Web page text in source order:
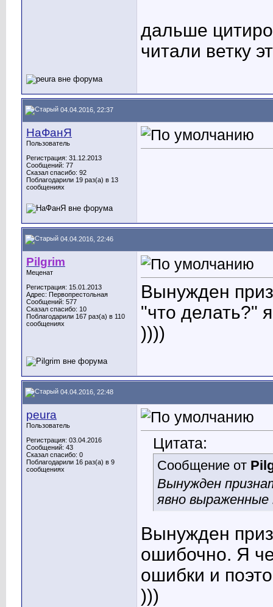
дальше
читали ветку
04.04.2016, 22:37
НаФанЯ
Пользователь
Регистрация: 31.12.2013
Сообщений: 77
Сказал спасибо: 92
Поблагодарили 19 раз(а) в 13
сообщениях
04.04.2016, 22:46
Pilgrim
Меценат
Регистрация: 15.01.2013
Адрес: Первопрестольная
Сообщений: 577
Сказал спасибо: 10
Поблагодарили 167 раз(а) в 110
сообщениях
Вынужден
"что делать?"
))))
04.04.2016, 22:48
peura
Пользователь
Регистрация: 03.04.2016
Сообщений: 43
Сказал спасибо: 0
Поблагодарили 16 раз(а) в 9
сообщениях
Цитата:
Сообщение от
Вынужден
явно выраженные
Вынужден
ошибочно. Я
ошибки и
)))